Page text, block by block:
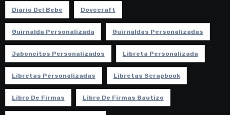
Diario Del Bebe Dovecraft
Guirnalda Personalizada Guirnaldas Personalizadas
Jaboncitos Personalizados Libreta Personalizada
Libretas Personalizadas Libretas Scrapbook
Libro De Firmas Libro De Firmas Bautizo